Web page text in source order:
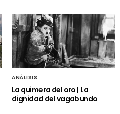
ANÁLISIS
La quimera del oro | La
dignidad del vagabundo